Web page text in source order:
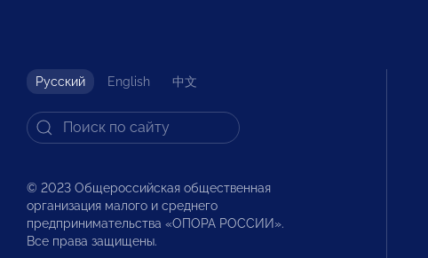
Русский English 中文
© 2023 Общероссийская общественная
организация малого и среднего
предпринимательства «ОПОРА РОССИИ».
Все права защищены.